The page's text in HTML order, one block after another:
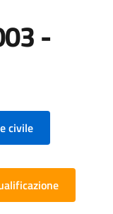
-
civile